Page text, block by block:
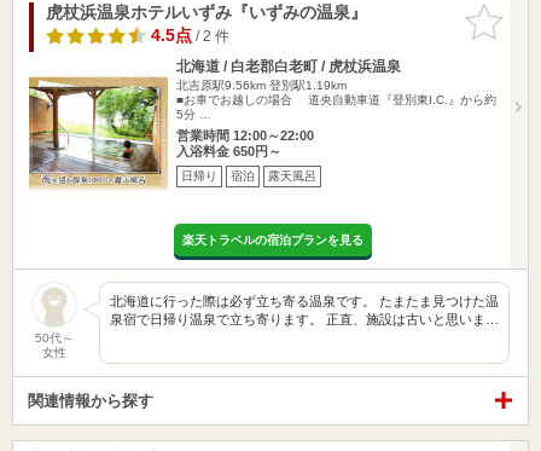
お気に入
りに追加
虎杖浜温泉ホテルいずみ『いずみの温泉』
4.5点/ 2 件
北海道 / 白老郡白老町 / 虎杖浜温泉
北吉原駅9.56km 登別駅1.19km
■お車でお越しの場合 道央自動車道『登別東I.C.』から約
5分 …
営業時間 12:00～22:00
入浴料金 650円～
日帰り 宿泊 露天風呂
楽天トラベルの宿泊プランを見る
50代～
女性
北海道に行った際は必ず立ち寄る温泉です。 たまたま見つけた温
泉宿で日帰り温泉で立ち寄ります。 正直、施設は古いと思いま…
関連情報から探す